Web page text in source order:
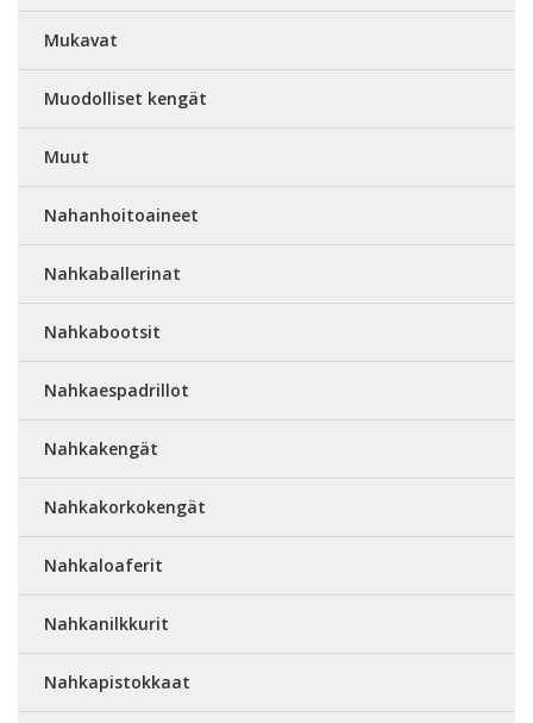
Mukavat
Muodolliset kengät
Muut
Nahanhoitoaineet
Nahkaballerinat
Nahkabootsit
Nahkaespadrillot
Nahkakengät
Nahkakorkokengät
Nahkaloaferit
Nahkanilkkurit
Nahkapistokkaat